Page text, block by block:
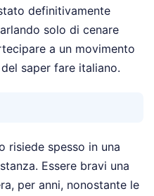
definitivamente
solo di cenare
a un movimento
saper fare italiano.
risiede spesso in una
Essere bravi una
per anni, nonostante le